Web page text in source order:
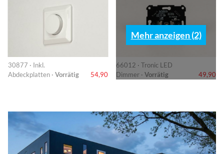
30877 · Inkl.
Abdeckplatten · Vorrätig 54,90
66012 · Tronic LED
Dimmer · Vorrätig 49,90
Mehr anzeigen (2)